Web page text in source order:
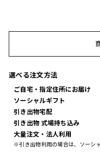
選べる注文方法
ご自宅・指定住所にお届け
ソーシャルギフト
引き出物宅配
引き出物 式場持ち込み
大量注文・法人利用
※引き出物利用の場合は、ソーシ